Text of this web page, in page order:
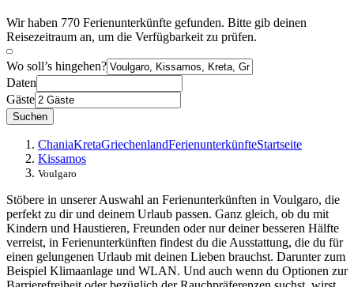
Wir haben 770 Ferienunterkünfte gefunden. Bitte gib deinen
Reisezeitraum an, um die Verfügbarkeit zu prüfen.
Wo soll’s hingehen?
Daten
Gäste
Suchen
ChaniaKretaGriechenlandFerienunterkünfteStartseite
Kissamos
Voulgaro
Stöbere in unserer Auswahl an Ferienunterkünften in Voulgaro, die
perfekt zu dir und deinem Urlaub passen. Ganz gleich, ob du mit
Kindern und Haustieren, Freunden oder nur deiner besseren Hälfte
verreist, in Ferienunterkünften findest du die Ausstattung, die du für
einen gelungenen Urlaub mit deinen Lieben brauchst. Darunter zum
Beispiel Klimaanlage und WLAN. Und auch wenn du Optionen zur